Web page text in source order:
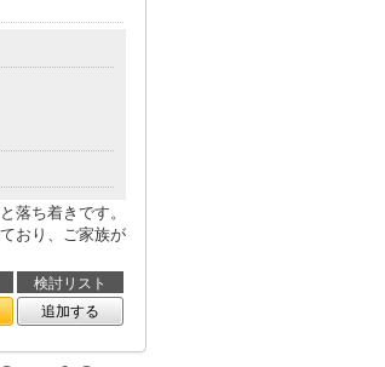
落ち着きです。
おり、ご家族が
検討リスト
追加する